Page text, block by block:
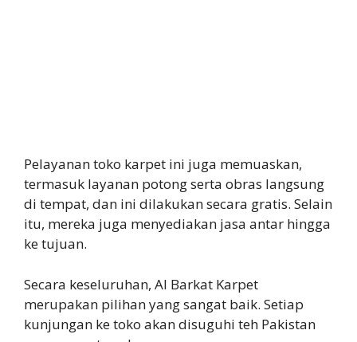
Pelayanan toko karpet ini juga memuaskan,
termasuk layanan potong serta obras langsung
di tempat, dan ini dilakukan secara gratis. Selain
itu, mereka juga menyediakan jasa antar hingga
ke tujuan.
Secara keseluruhan, Al Barkat Karpet
merupakan pilihan yang sangat baik. Setiap
kunjungan ke toko akan disuguhi teh Pakistan